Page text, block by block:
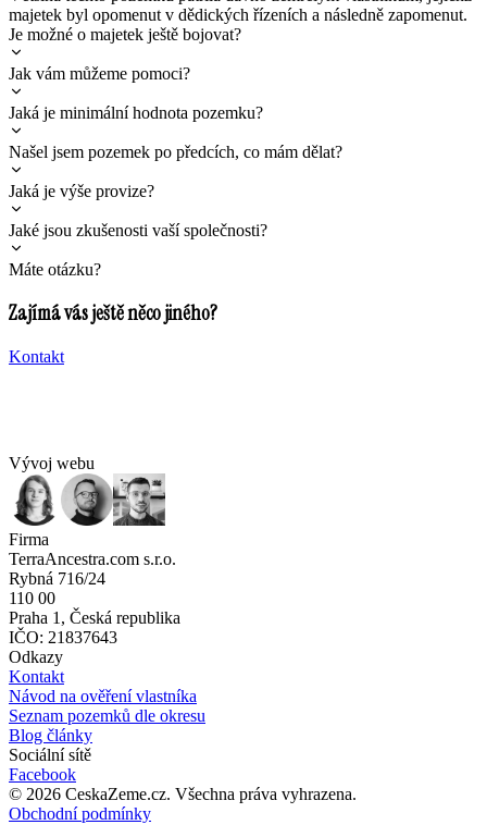
majetek byl opomenut v dědických řízeních a následně zapomenut.
Je možné o majetek ještě bojovat?
Jak vám můžeme pomoci?
Jaká je minimální hodnota pozemku?
Našel jsem pozemek po předcích, co mám dělat?
Jaká je výše provize?
Jaké jsou zkušenosti vaší společnosti?
Máte otázku?
Zajímá vás ještě něco jiného?
Kontakt
Vývoj webu
Firma
TerraAncestra.com s.r.o.
Rybná 716/24
110 00
Praha 1, Česká republika
IČO: 21837643
Odkazy
Kontakt
Návod na ověření vlastníka
Seznam pozemků dle okresu
Blog články
Sociální sítě
Facebook
© 2026 CeskaZeme.cz. Všechna práva vyhrazena.
Obchodní podmínky